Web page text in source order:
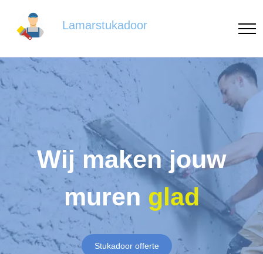
Lamarstukadoor
Wij maken jouw
muren glad
Stukadoor offerte